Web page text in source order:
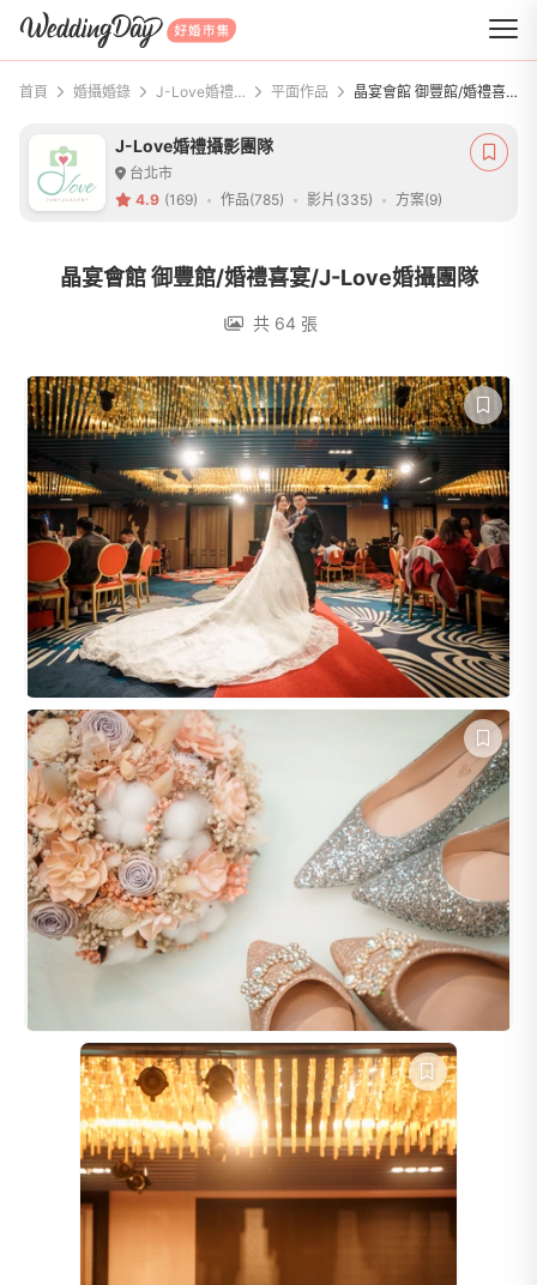
WeddingDay 好婚市集
首頁 婚攝婚錄 J-Love婚禮攝影團隊 平面作品 晶宴會館 御豐館/婚禮喜宴/J-Love婚攝團隊
J-Love婚禮攝影團隊
台北市
4.9 (169) 作品(785) 影片(335) 方案(9)
晶宴會館 御豐館/婚禮喜宴/J-Love婚攝團隊
共 64 張